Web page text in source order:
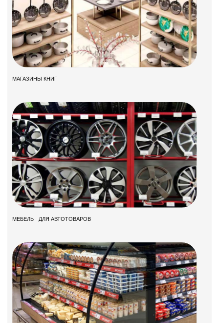
МАГАЗИНЫ КНИГ
МЕБЕЛЬ ДЛЯ АВТОТОВАРОВ